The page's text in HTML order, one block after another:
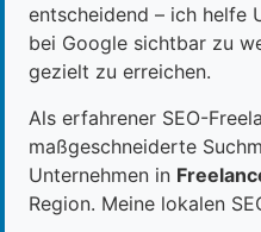
entscheidend – ich helfe
bei Google sichtbar zu
gezielt zu erreichen.
Als erfahrener SEO-
maßgeschneiderte
Unternehmen in
Region. Meine lokalen